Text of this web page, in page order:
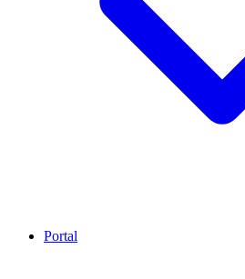
Portal